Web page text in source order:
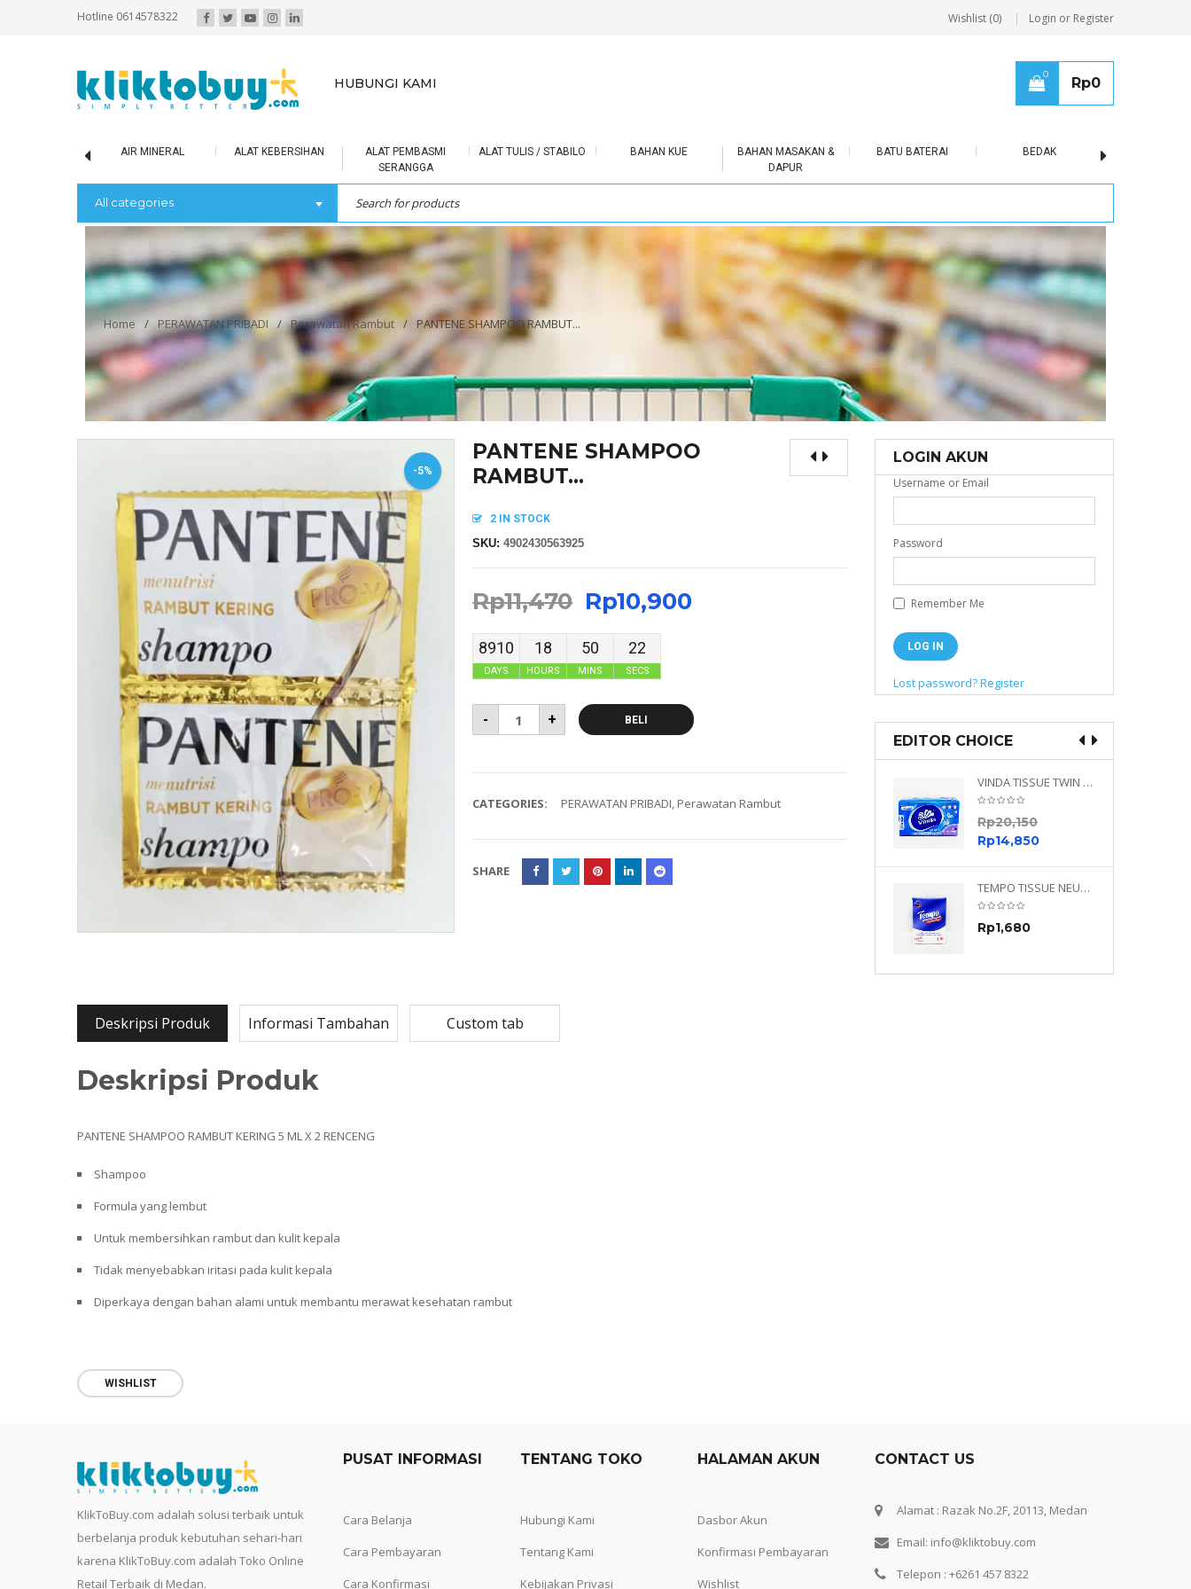
Hotline 0614578322 Wishlist (0) Login or Register
HUBUNGI KAMI
0
Rp0
AIR MINERAL ALAT KEBERSIHAN
ALAT PEMBASMI
SERANGGA
ALAT TULIS / STABILO BAHAN KUE
BAHAN MASAKAN &
DAPUR
BATU BATERAI BEDAK
All categories
Home / PERAWATAN PRIBADI / Perawatan Rambut / PANTENE SHAMPOO RAMBUT...
-5%
PANTENE SHAMPOO
RAMBUT...
2 IN STOCK
SKU:4902430563925
Rp11,470 Rp10,900
8910
DAYS
18
HOURS
50
MINS
21
SECS
- + BELI
CATEGORIES: PERAWATAN PRIBADI, Perawatan Rambut
SHARE
Deskripsi Produk Informasi Tambahan Custom tab
Deskripsi Produk
PANTENE SHAMPOO RAMBUT KERING 5 ML X 2 RENCENG
Shampoo
Formula yang lembut
Untuk membersihkan rambut dan kulit kepala
Tidak menyebabkan iritasi pada kulit kepala
Diperkaya dengan bahan alami untuk membantu merawat kesehatan rambut
WISHLIST
LOGIN AKUN
Username or Email
Password
Remember Me
Lost password?Register
EDITOR CHOICE
MASKER SENSI 3- LAPIS HEADLOOP
VINDA TISSUE TWIN PACK 2 X 330 S
Rp20,150
Rp14,850
TEMPO TISSUE NEUTRAL PETIT 4PLY
Rp1,680
KlikToBuy.com adalah solusi terbaik untuk
berbelanja produk kebutuhan sehari-hari
karena KlikToBuy.com adalah Toko Online
Retail Terbaik di Medan.
PUSAT INFORMASI
Cara Belanja
Cara Pembayaran
Cara Konfirmasi
TENTANG TOKO
Hubungi Kami
Tentang Kami
Kebijakan Privasi
HALAMAN AKUN
Dasbor Akun
Konfirmasi Pembayaran
Wishlist
CONTACT US
Alamat : Razak No.2F, 20113, Medan
Email: info@kliktobuy.com
Telepon : +6261 457 8322